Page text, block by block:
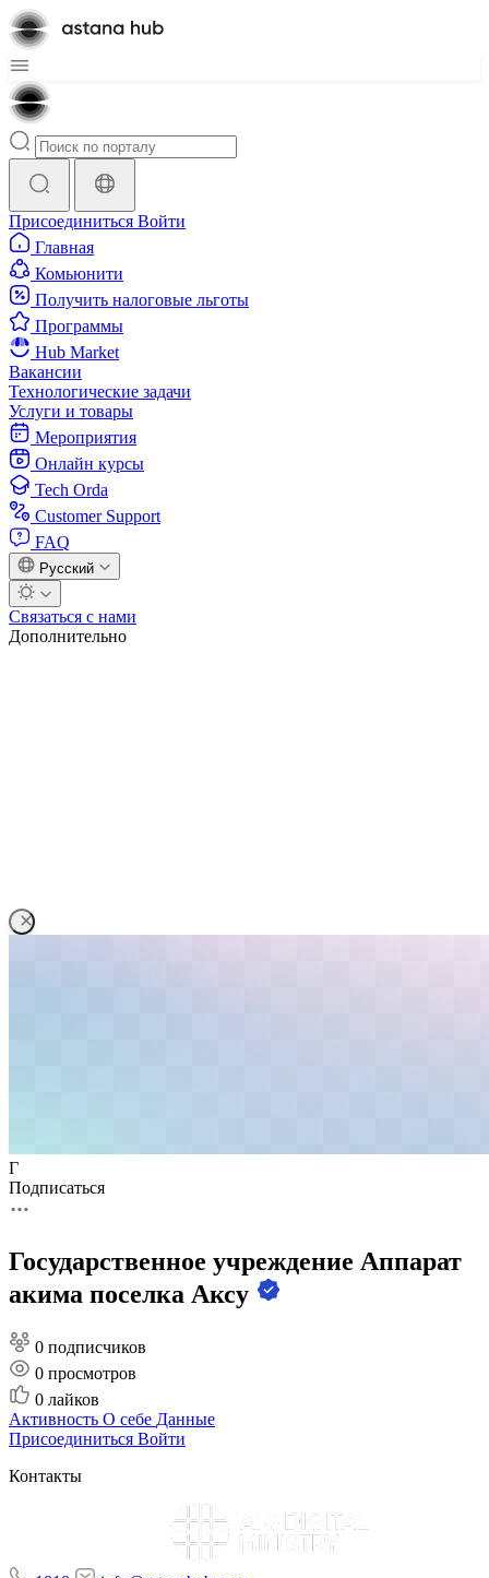
Присоединиться Войти
Главная
Комьюнити
Получить налоговые льготы
Программы
Hub Market
Вакансии
Технологические задачи
Услуги и товары
Мероприятия
Онлайн курсы
Tech Orda
Customer Support
FAQ
Русский
Связаться с нами
Дополнительно
Г
Подписаться
Государственное учреждение Аппарат
акима поселка Аксу
0 подписчиков
0 просмотров
0 лайков
Активность О себе Данные
Присоединиться Войти
Контакты